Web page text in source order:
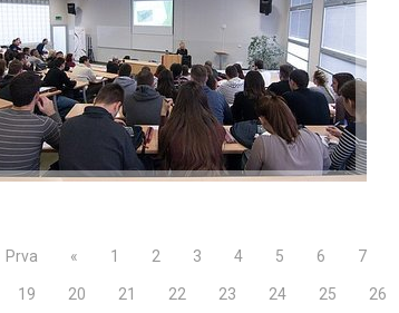
Prva « 1 2 3 4 5 6 7
19 20 21 22 23 24 25 26